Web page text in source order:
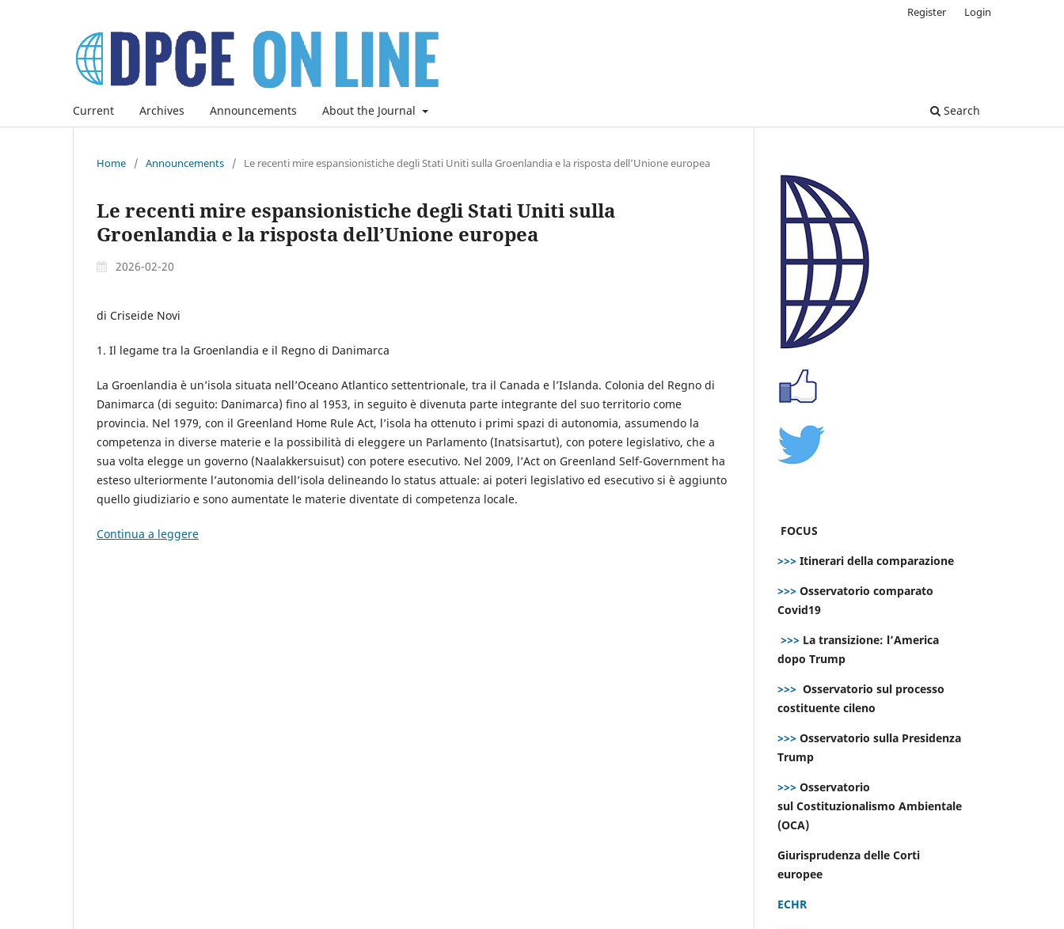
Current Archives Announcements About the Journal Search
Register Login
Home / Announcements / Le recenti mire espansionistiche degli Stati Uniti sulla Groenlandia e la risposta dell’Unione europea
Le recenti mire espansionistiche degli Stati Uniti sulla
Groenlandia e la risposta dell’Unione europea
2026-02-20
di Criseide Novi
1. Il legame tra la Groenlandia e il Regno di Danimarca
La Groenlandia è un’isola situata nell’Oceano Atlantico settentrionale, tra il Canada e l’Islanda. Colonia del Regno di
Danimarca (di seguito: Danimarca) fino al 1953, in seguito è divenuta parte integrante del suo territorio come
provincia. Nel 1979, con il Greenland Home Rule Act, l’isola ha ottenuto i primi spazi di autonomia, assumendo la
competenza in diverse materie e la possibilità di eleggere un Parlamento (Inatsisartut), con potere legislativo, che a
sua volta elegge un governo (Naalakkersuisut) con potere esecutivo. Nel 2009, l’Act on Greenland Self-Government ha
esteso ulteriormente l’autonomia dell’isola delineando lo status attuale: ai poteri legislativo ed esecutivo si è aggiunto
quello giudiziario e sono aumentate le materie diventate di competenza locale.
Continua a leggere
FOCUS
>>> Itinerari della comparazione
>>> Osservatorio comparato
Covid19
>>> La transizione: l’America
dopo Trump
>>> Osservatorio sul processo
costituente cileno
>>> Osservatorio sulla Presidenza
Trump
>>> Osservatorio
sul Costituzionalismo Ambientale
(OCA)
Giurisprudenza delle Corti
europee
ECHR